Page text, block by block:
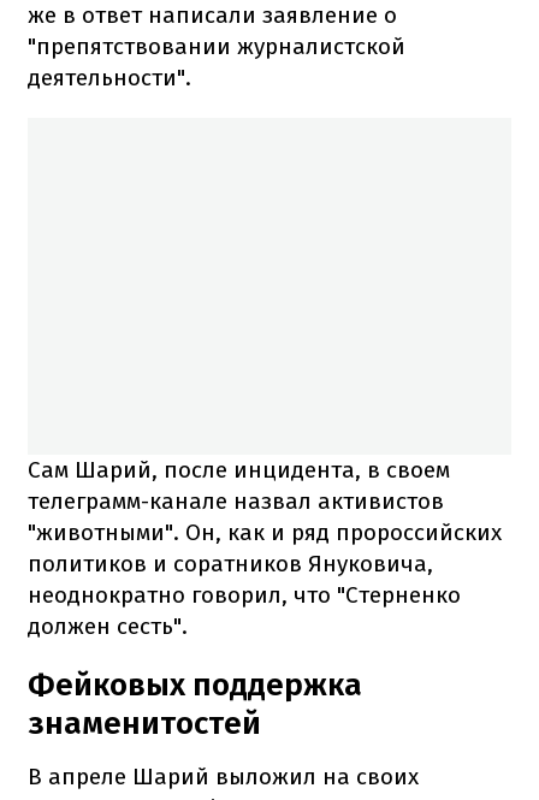
же в ответ написали заявление о
"препятствовании журналистской
деятельности".
Сам Шарий, после инцидента, в своем
телеграмм-канале назвал активистов
"животными". Он, как и ряд пророссийских
политиков и соратников Януковича,
неоднократно говорил, что "Стерненко
должен сесть".
Фейковых поддержка
знаменитостей
В апреле Шарий выложил на своих